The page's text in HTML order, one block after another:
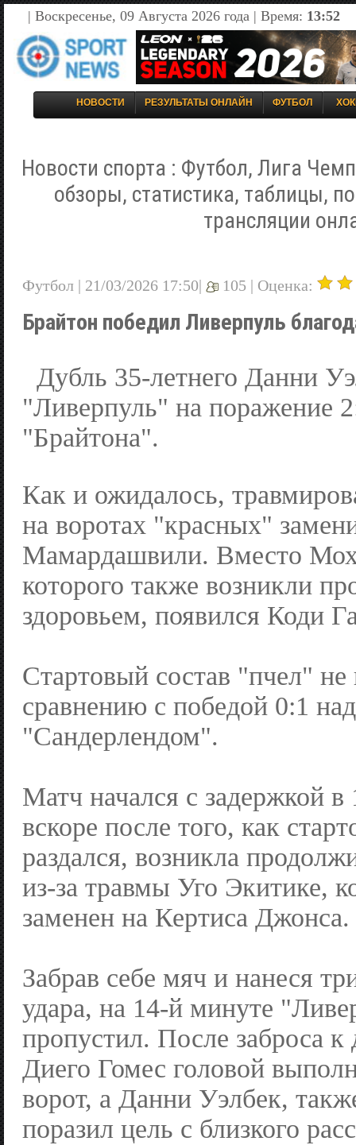
| Воскресенье, 09 Августа 2026 года | Время: 13:52
НОВОСТИ РЕЗУЛЬТАТЫ ОНЛАЙН ФУТБОЛ
Новости спорта : Футбол, Лига
обзоры, статистика, таблицы,
трансляции
Футбол | 21/03/2026 17:50| 105 | Оценка:
Брайтон победил Ливерпуль
Дубль 35-летнего Данни
"Ливерпуль" на поражение
"Брайтона".
Как и ожидалось,
на воротах "красных"
Мамардашвили. Вместо
которого также возникли
здоровьем, появился Коди
Стартовый состав "пчел" не
сравнению с победой 0:1 над
"Сандерлендом".
Матч начался с задержкой в
вскоре после того, как
раздался, возникла
из-за травмы Уго Экитике,
заменен на Кертиса Джонса.
Забрав себе мяч и нанеся
удара, на 14-й минуте
пропустил. После заброса к
Диего Гомес головой
ворот, а Данни Уэлбек,
поразил цель с близкого